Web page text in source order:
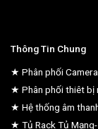
Thông Tin Chung
★ Phân phối Camera
★ Phân phối thiêt bị
★ Hệ thống âm
★ Tủ Rack Tủ